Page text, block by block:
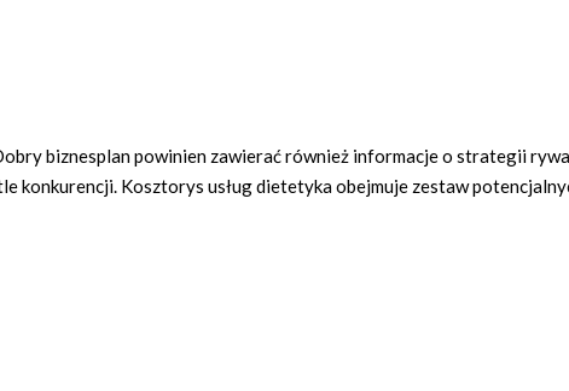
biznesplan powinien zawierać również informacje o strategii
konkurencji. Kosztorys usług dietetyka obejmuje zestaw